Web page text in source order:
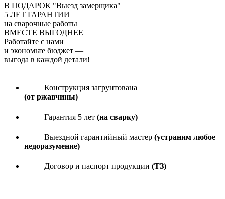
В ПОДАРОК "Выезд замерщика"
5 ЛЕТ ГАРАНТИИ
на сварочные работы
ВМЕСТЕ ВЫГОДНЕЕ
Работайте с нами
и экономьте бюджет —
выгода в каждой детали!
Конструкция загрунтована
(от ржавчины)
Гарантия 5 лет (на сварку)
Выездной гарантийный мастер (устраним любое
недоразумение)
Договор и паспорт продукции (ТЗ)